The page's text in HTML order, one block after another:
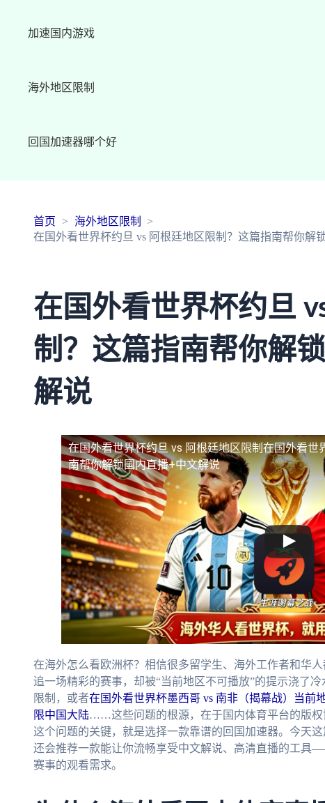
加速国内游戏
海外地区限制
回国加速器哪个好
首页
海外地区限制
在国外看世界杯约旦 vs 阿根廷地区限制？这篇指南帮你解
在国外看世界杯约旦
制？这篇指南帮你解
解说
在国外看世界杯约旦 vs 阿根廷地区限制 在国外看世
南帮你解锁国内直播+中文解说
在海外怎么看欧洲杯？相信很多留学生、海外工作者和华
追一场精彩的赛事，却被“当前地区不可播放”的提示浇了
限制，或者在国外看世界杯墨西哥 vs 南非（揭幕战）当前
限中国大陆……这些问题的根源，在于国内体育平台的版
这个问题的关键，就是选择一款靠谱的回国加速器。今天
还会推荐一款能让你流畅享受中文解说、高清直播的工具
赛事的观看需求。